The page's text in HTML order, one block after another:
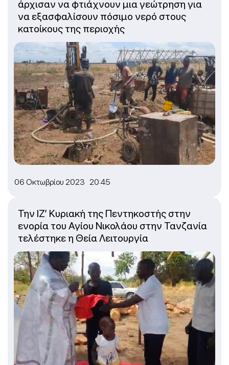
06 Οκτωβρίου 2023 20:45
άρχισαν να φτιάχνουν μια γεώτρηση για
να εξασφαλίσουν πόσιμο νερό στους
κατοίκους της περιοχής
Την ΙΖ’ Κυριακή της Πεντηκοστής στην
ενορία του Αγίου Νικολάου στην Τανζανία
τελέστηκε η Θεία Λειτουργία